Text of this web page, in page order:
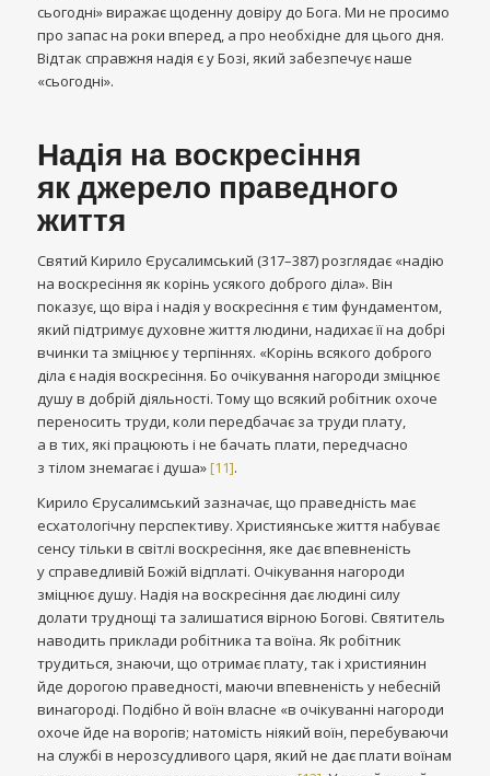
сьогодні» виражає щоденну довіру до Бога. Ми не просимо
про запас на роки вперед, а про необхідне для цього дня.
Відтак справжня надія є у Бозі, який забезпечує наше
«сьогодні».
Надія на воскресіння
як джерело праведного
життя
Святий Кирило Єрусалимський (317–387) розглядає «надію
на воскресіння як корінь усякого доброго діла». Він
показує, що віра і надія у воскресіння є тим фундаментом,
який підтримує духовне життя людини, надихає її на добрі
вчинки та зміцнює у терпіннях. «Корінь всякого доброго
діла є надія воскресіння. Бо очікування нагороди зміцнює
душу в добрій діяльності. Тому що всякий робітник охоче
переносить труди, коли передбачає за труди плату,
а в тих, які працюють і не бачать плати, передчасно
з тілом знемагає і душа»[11].
Кирило Єрусалимський зазначає, що праведність має
есхатологічну перспективу. Християнське життя набуває
сенсу тільки в світлі воскресіння, яке дає впевненість
у справедливій Божій відплаті. Очікування нагороди
зміцнює душу. Надія на воскресіння дає людині силу
долати труднощі та залишатися вірною Богові. Святитель
наводить приклади робітника та воїна. Як робітник
трудиться, знаючи, що отримає плату, так і християнин
йде дорогою праведності, маючи впевненість у небесній
винагороді. Подібно й воїн власне «в очікуванні нагороди
охоче йде на ворогів; натомість ніякий воїн, перебуваючи
на службі в нерозсудливого царя, який не дає плати воїнам